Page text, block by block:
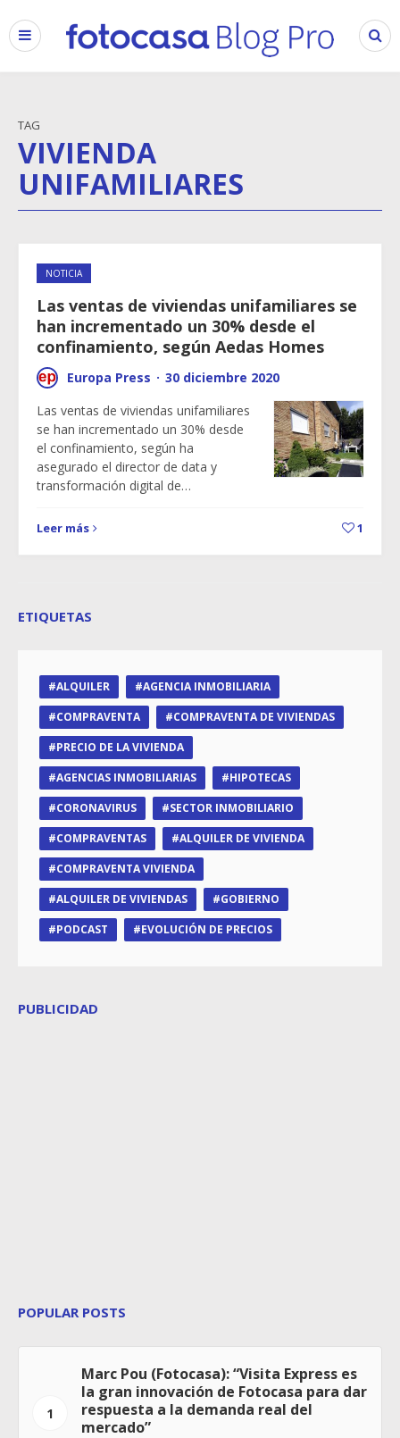
TAG
VIVIENDA
UNIFAMILIARES
NOTICIA
Las ventas de viviendas unifamiliares se
han incrementado un 30% desde el
confinamiento, según Aedas Homes
Europa Press · 30 diciembre 2020
Las ventas de viviendas unifamiliares
se han incrementado un 30% desde
el confinamiento, según ha
asegurado el director de data y
transformación digital de…
Leer más 1
ETIQUETAS
ALQUILER
AGENCIA INMOBILIARIA
COMPRAVENTA
COMPRAVENTA DE VIVIENDAS
PRECIO DE LA VIVIENDA
AGENCIAS INMOBILIARIAS
HIPOTECAS
CORONAVIRUS
SECTOR INMOBILIARIO
COMPRAVENTAS
ALQUILER DE VIVIENDA
COMPRAVENTA VIVIENDA
ALQUILER DE VIVIENDAS
GOBIERNO
PODCAST
EVOLUCIÓN DE PRECIOS
PUBLICIDAD
POPULAR POSTS
1
Marc Pou (Fotocasa): “Visita Express es
la gran innovación de Fotocasa para dar
respuesta a la demanda real del
mercado”